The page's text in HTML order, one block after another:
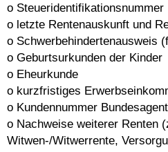
o Steueridentifikationsnummer
o letzte Rentenauskunft und
o Schwerbehindertenausweis
o Geburtsurkunden der Kinder
o Eheurkunde
o kurzfristiges
o Kundennummer
o Nachweise weiterer Renten
Witwen-/Witwerrente,